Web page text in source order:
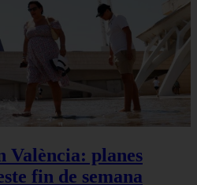
València: planes
fin de semana